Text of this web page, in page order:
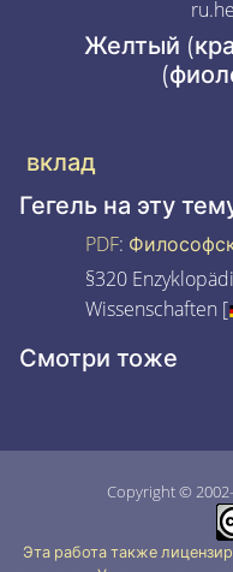
Желтый
вклад
Гегель на эту
PDF:
§320
Wissenschaften [
Смотри тоже
Copyright ©
Эта работа также